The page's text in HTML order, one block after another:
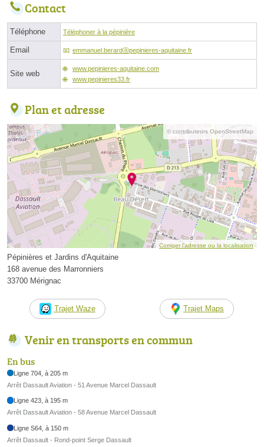
Contact
Téléphone Téléphoner à la pépinière
Email emmanuel.berardⓐpepinieres-aquitaine.fr
Site web
www.pepinieres-aquitaine.com
www.pepinieres33.fr
Plan et adresse
© contributeurs OpenStreetMap
Corriger l’adresse ou la localisation
Pépinières et Jardins d'Aquitaine
168 avenue des Marronniers
33700 Mérignac
Trajet Waze Trajet Maps
Venir en transports en commun
En bus
Ligne 704, à 205 m
Arrêt Dassault Aviation - 51 Avenue Marcel Dassault
Ligne 423, à 195 m
Arrêt Dassault Aviation - 58 Avenue Marcel Dassault
Ligne S64, à 150 m
Arrêt Dassault - Rond-point Serge Dassault